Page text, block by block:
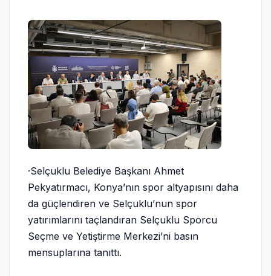
·Selçuklu Belediye Başkanı Ahmet
Pekyatırmacı, Konya’nın spor altyapısını daha
da güçlendiren ve Selçuklu’nun spor
yatırımlarını taçlandıran Selçuklu Sporcu
Seçme ve Yetiştirme Merkezi’ni basın
mensuplarına tanıttı.